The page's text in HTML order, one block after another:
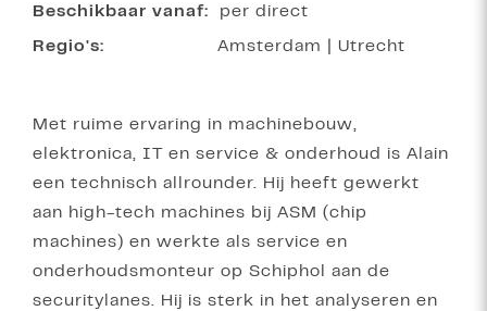
Beschikbaar vanaf: per direct
Regio's: Amsterdam Utrecht
Met ruime ervaring in machinebouw,
elektronica, IT en service & onderhoud is Alain
een technisch allrounder. Hij heeft gewerkt
aan high-tech machines bij ASM (chip
machines) en werkte als service en
onderhoudsmonteur op Schiphol aan de
securitylanes. Hij is sterk in het analyseren en